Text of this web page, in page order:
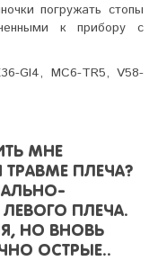
погружать стопы
к прибору с
GI4, MC6-TR5, V58-
МНЕ
ПЛЕЧА?
ПЛЕЧА.
НО ВНОВЬ
ОСТРЫЕ..